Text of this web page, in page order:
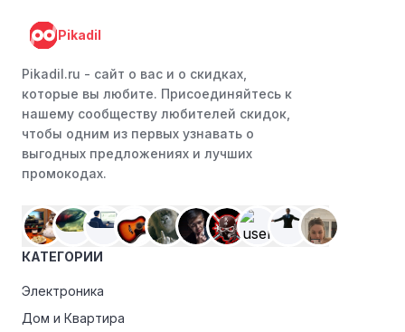
Pikadil
Pikadil.ru - cайт о вас и о скидках,
которые вы любите. Присоединяйтесь к
нашему сообществу любителей скидок,
чтобы одним из первых узнавать о
выгодных предложениях и лучших
промокодах.
КАТЕГОРИИ
Электроника
Дом и Квартира